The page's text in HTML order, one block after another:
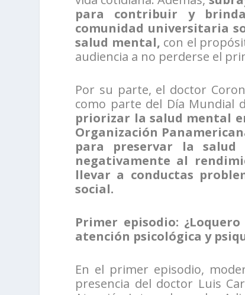
para contribuir y
comunidad universitaria
salud mental, con el
audiencia a no perderse el
Por su parte, el doctor
como parte del Día Mundial
priorizar la salud mental
Organización
para preservar la
negativamente al
llevar a conductas
social.
Primer episodio:
atención psicológica y
En el primer episodio,
presencia del doctor Luis